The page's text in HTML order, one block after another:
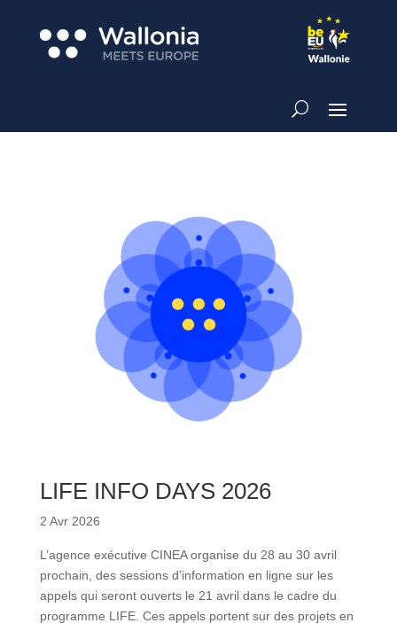
LIFE INFO DAYS 2026
2 Avr 2026
L’agence exécutive CINEA organise du 28 au 30 avril
prochain, des sessions d’information en ligne sur les
appels qui seront ouverts le 21 avril dans le cadre du
programme LIFE. Ces appels portent sur des projets en